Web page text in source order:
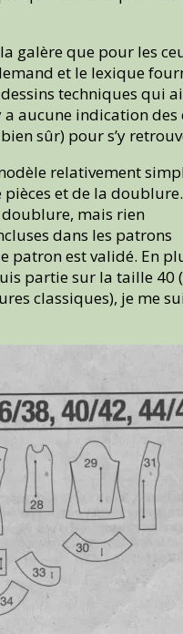
galère que pour les
et le lexique
techniques qui
a aucune indication des
sûr) pour s’y
relativement
et de la
doublure, mais rien
dans les patrons
patron est validé. En
partie sur la taille 40
classiques), je me